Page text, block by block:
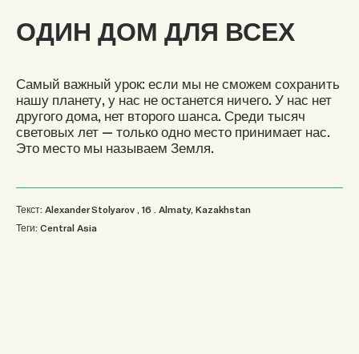
ОДИН ДОМ ДЛЯ ВСЕХ
Самый важный урок: если мы не сможем сохранить
нашу планету, у нас не останется ничего. У нас нет
другого дома, нет второго шанса. Среди тысяч
световых лет — только одно место принимает нас.
Это место мы называем Земля.
Текст: Alexander Stolyarov , 16
Almaty, Kazakhstan
Теги: Central Asia